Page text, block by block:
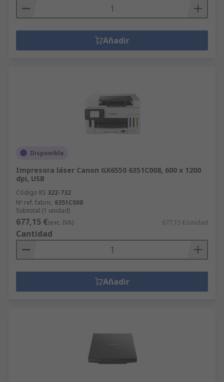
Añadir
Disponible
Impresora láser Canon GX6550 6351C008, 600 x 1200
dpi, USB
Código RS 322-732
Nº ref. fabric. 6351C008
Subtotal (1 unidad)
677,15 €(exc. IVA) 677,15 €/unidad
Cantidad
Añadir